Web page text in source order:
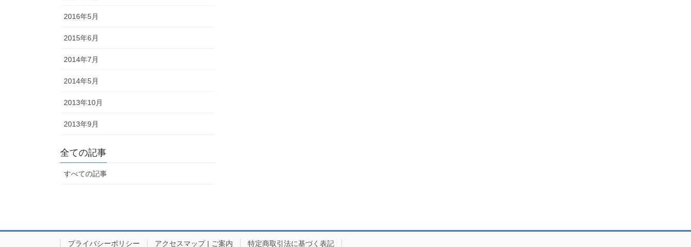
2016年5月
2015年6月
2014年7月
2014年5月
2013年10月
2013年9月
全ての記事
すべての記事
プライバシーポリシー アクセスマップ | ご案内 特定商取引法に基づく表記